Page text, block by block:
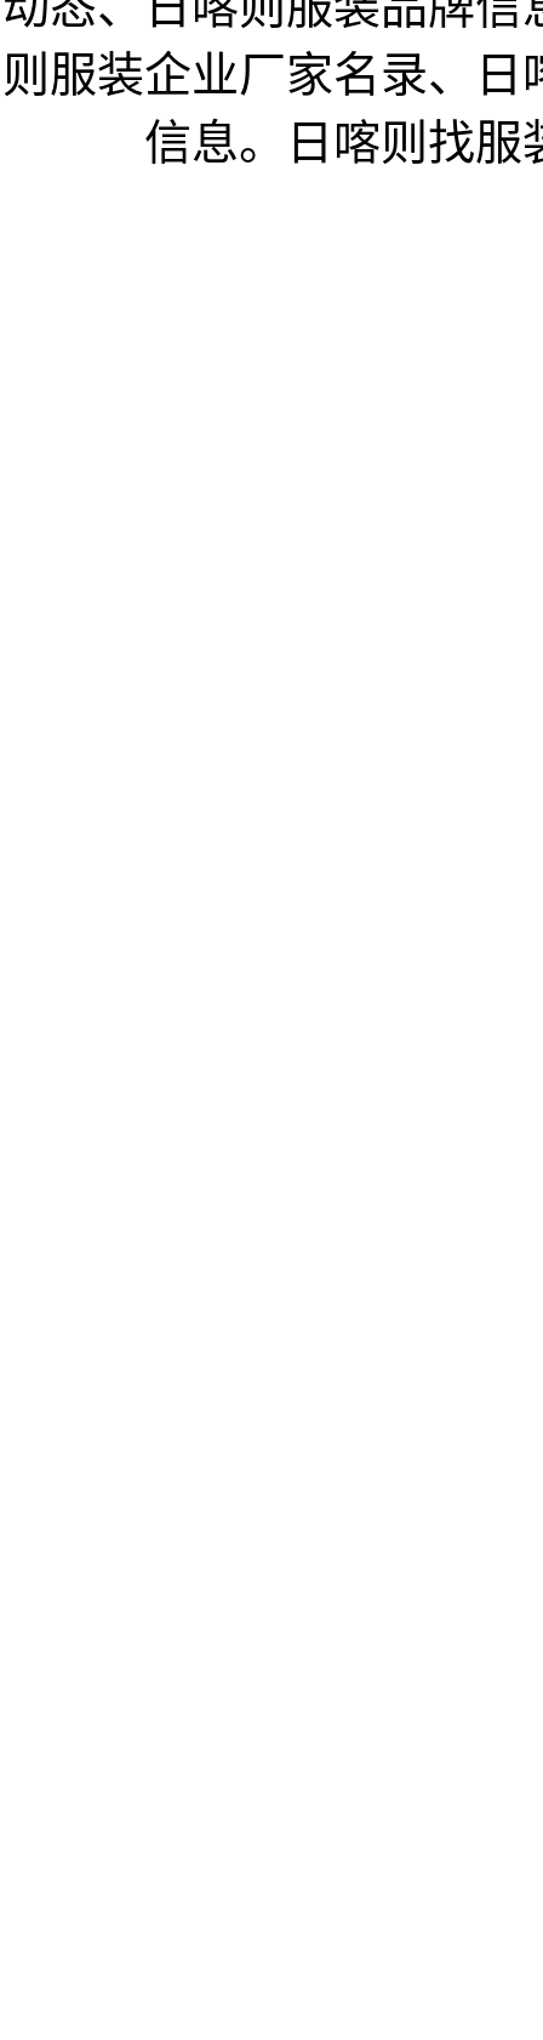
则服装企业厂家名录、
信息。日喀则找服